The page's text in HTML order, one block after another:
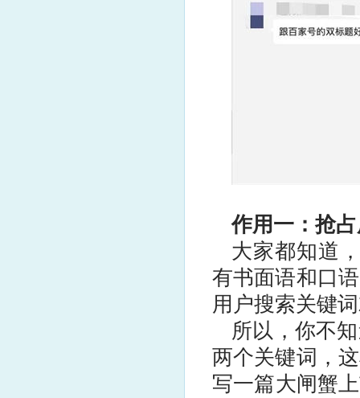
作用一：抢
大家都知道
有书面语和口
用户搜索关键
所以，你不
两个关键词，
写一篇大闸蟹